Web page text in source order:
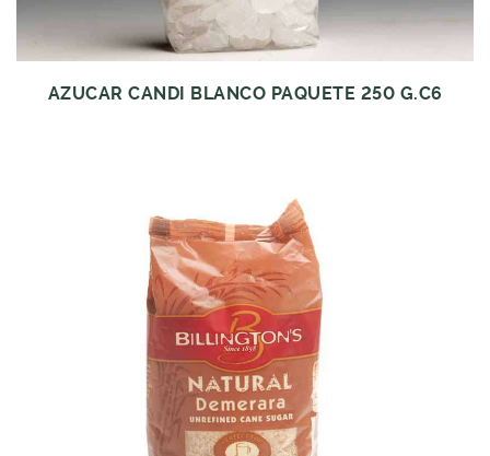
AZUCAR CANDI BLANCO PAQUETE 250 G.C6